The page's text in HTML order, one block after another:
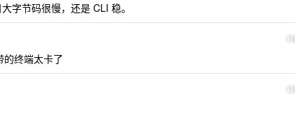
字节码很慢，还是 CLI 稳。
18
终端太卡了
19